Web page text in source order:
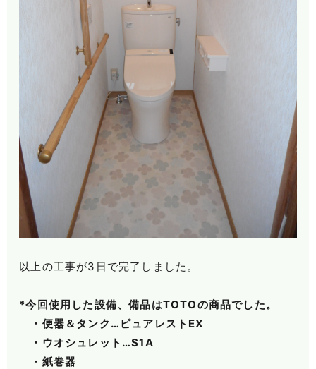
以上の工事が3日で完了しました。
*今回使用した設備、備品はTOTOの商品でした。
・便器＆タンク…ピュアレストEX
・ウオシュレット…S1A
・紙巻器